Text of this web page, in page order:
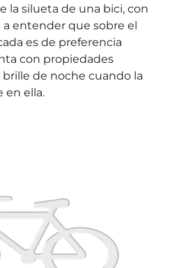
la silueta de una bici, con
entender que sobre el
es de preferencia
con propiedades
de noche cuando la
en ella.